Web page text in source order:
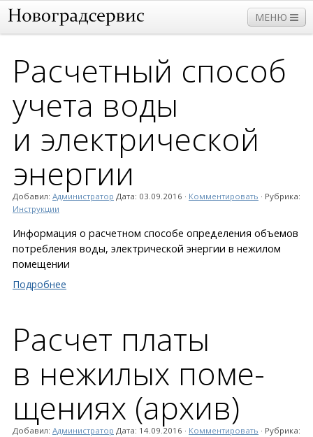
МЕНЮ
Прием Дома Работы и услуги Нормативы
Плата и тарифы
Расчетный способ
учета воды
и электри­ческой
энергии
Добавил: Администратор Дата: 03.09.2016 · Комментировать · Рубрика:
Инструкции
Информация о расчетном способе определения объемов
потребления воды, электрической энергии в нежилом
помещении
Подробнее
Расчет платы
в нежилых поме­
щениях (архив)
Добавил: Администратор Дата: 14.09.2016 · Комментировать · Рубрика: